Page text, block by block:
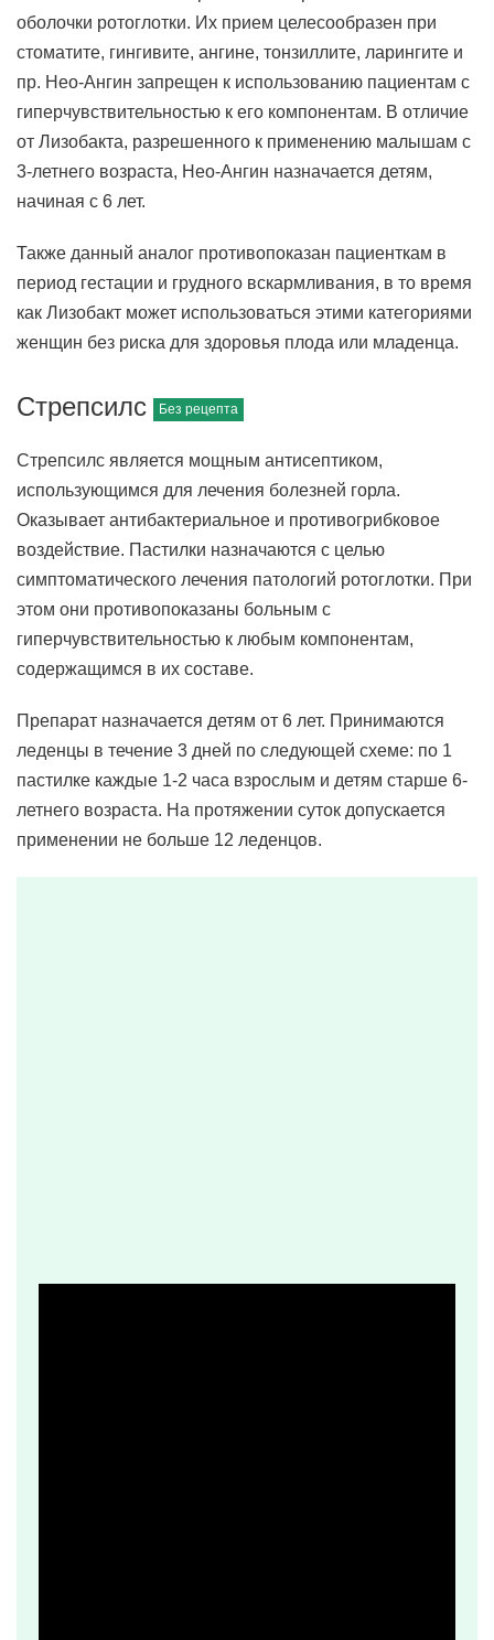
оболочки ротоглотки. Их прием целесообразен при
стоматите, гингивите, ангине, тонзиллите, ларингите и
пр. Нео-Ангин запрещен к использованию пациентам с
гиперчувствительностью к его компонентам. В отличие
от Лизобакта, разрешенного к применению малышам с
3-летнего возраста, Нео-Ангин назначается детям,
начиная с 6 лет.
Также данный аналог противопоказан пациенткам в
период гестации и грудного вскармливания, в то время
как Лизобакт может использоваться этими категориями
женщин без риска для здоровья плода или младенца.
Стрепсилс
Стрепсилс является мощным антисептиком,
использующимся для лечения болезней горла.
Оказывает антибактериальное и противогрибковое
воздействие. Пастилки назначаются с целью
симптоматического лечения патологий ротоглотки. При
этом они противопоказаны больным с
гиперчувствительностью к любым компонентам,
содержащимся в их составе.
Препарат назначается детям от 6 лет. Принимаются
леденцы в течение 3 дней по следующей схеме: по 1
пастилке каждые 1-2 часа взрослым и детям старше 6-
летнего возраста. На протяжении суток допускается
применении не больше 12 леденцов.